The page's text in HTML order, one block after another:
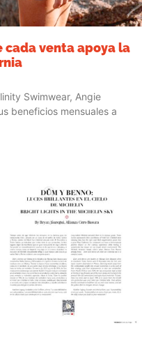
cada venta apoya la
Swimwear, Angie
beneficios mensuales a